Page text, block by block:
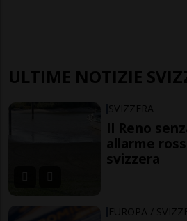
ULTIME NOTIZIE
SVIZZERA
Il Reno
allarme
svizzera
EUROPA /